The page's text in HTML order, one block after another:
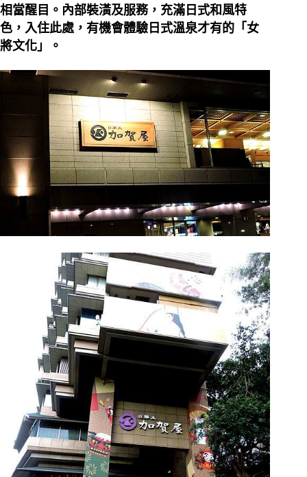
相當醒目。內部裝潢及服務，充滿日式和風特
色，入住此處，有機會體驗日式溫泉才有的「女
將文化」。